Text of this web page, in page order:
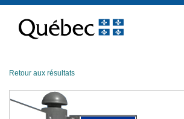
contenu
Retour aux résultats